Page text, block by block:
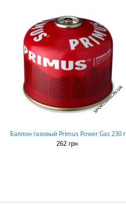
Баллон газовый Primus Power Gas 230 г
262 грн